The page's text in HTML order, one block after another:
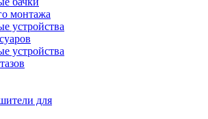
монтажа
устройства
устройства
для